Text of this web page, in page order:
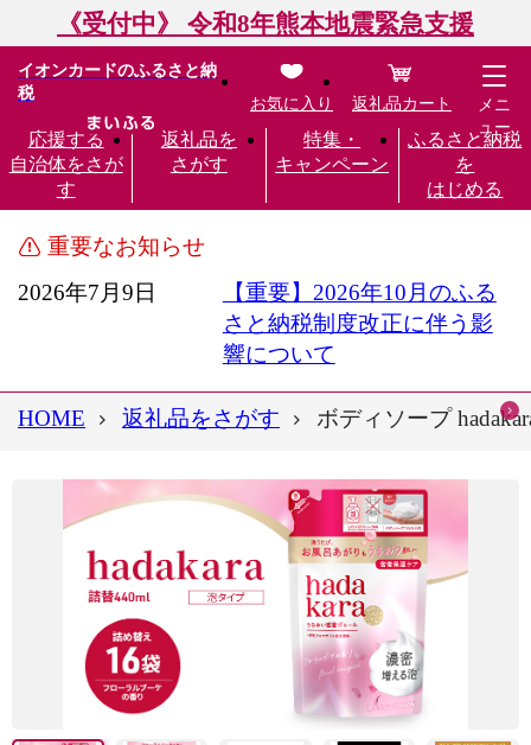
《受付中》 令和8年熊本地震緊急支援
イオンカードのふるさと納
税
応援する
自治体をさが
す
返礼品を
さがす
特集・
キャンペーン
ふるさと納税
を
はじめる
お気に入り 返礼品カート
メニ
ュー
重要なお知らせ
2026年7月9日
【重要】2026年10月のふる
さと納税制度改正に伴う影
響について
HOME 返礼品をさがす ボディソープ